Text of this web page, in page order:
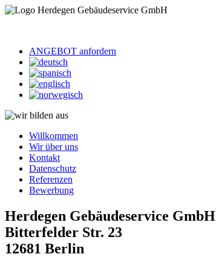
ANGEBOT anfordern
Willkommen
Wir über uns
Kontakt
Datenschutz
Referenzen
Bewerbung
Herdegen Gebäudeservice GmbH
Bitterfelder Str. 23
12681 Berlin